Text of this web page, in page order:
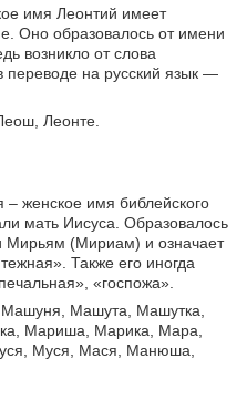
имя Леонтий имеет
Оно образовалось от имени
возникло от слова
переводе на русский язык —
Леонте.
– женское имя библейского
мать Иисуса. Образовалось
Мирьям (Мириам) и означает
Также его иногда
«госпожа».
Машута, Машутка,
Мариша, Марика, Мара,
Муся, Мася, Манюша,